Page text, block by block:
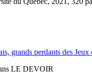
grands perdants des
LE DEVOIR